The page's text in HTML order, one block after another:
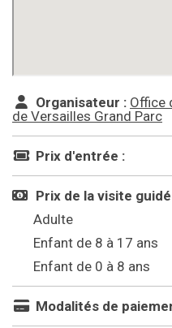
Organisateur : Office
de Versailles Grand Parc
Prix d'entrée :
Prix de la visite
Adulte
Enfant de 8 à 17 ans
Enfant de 0 à 8 ans
Modalités de